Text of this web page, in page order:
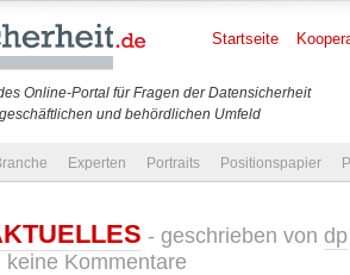
Online-Portal für Fragen der Datensicherheit
und behördlichen Umfeld
Startseite
Experten Portraits Positionspapier
- geschrieben von dp
keine Kommentare